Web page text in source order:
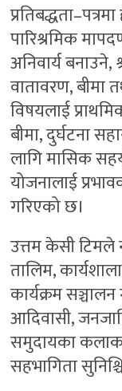
पारिश्रमिक
अनिवार्य बनाउने,
वातावरण, बीमा
विषयलाई
बीमा, दुर्घटना
लागि मासिक
योजनालाई
गरिएको छ।
उत्तम केसी टिमले
तालिम,
कार्यक्रम
आदिवासी,
समुदायका
सहभागिता